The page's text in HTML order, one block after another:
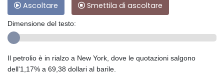
Ascoltare Smettila di ascoltare
Dimensione del testo:
Il petrolio è in rialzo a New York, dove le quotazioni salgono
dell'1,17% a 69,38 dollari al barile.